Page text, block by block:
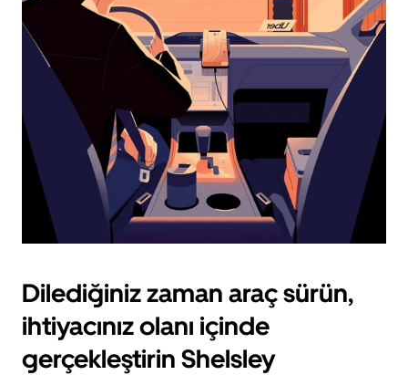
kapatmak
için
escape
tuşuna
basın.
Dilediğiniz zaman araç sürün,
ihtiyacınız olanı içinde
gerçekleştirin Shelsley